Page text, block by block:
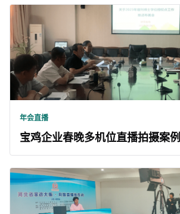
年会直播
宝鸡企业春晚多机位直播拍摄案例